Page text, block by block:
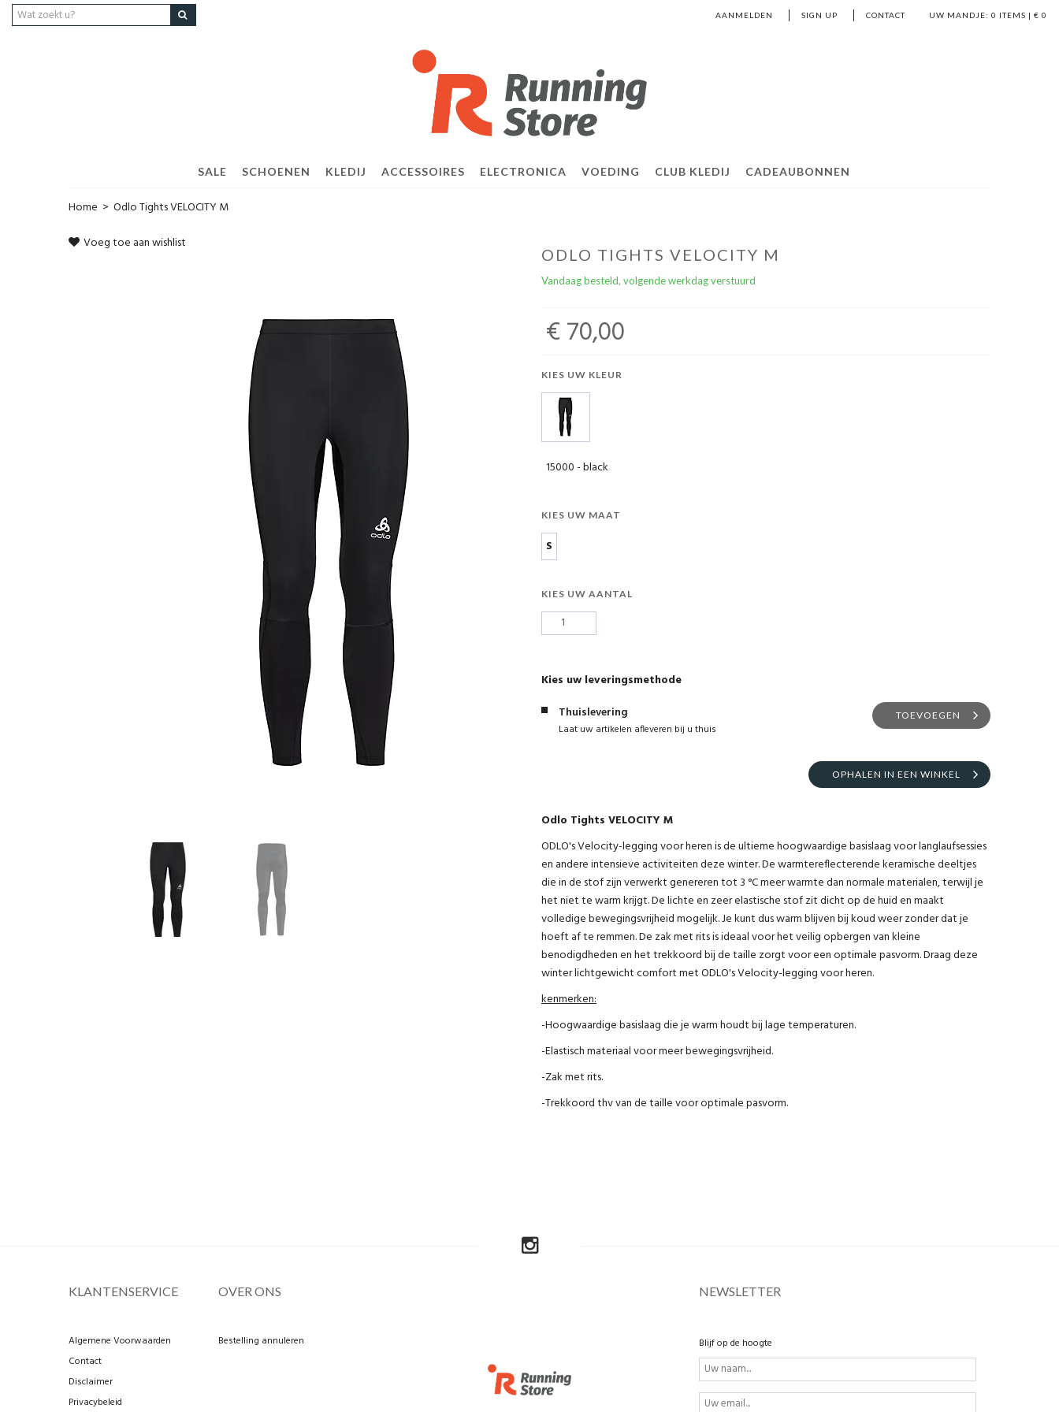
UW MANDJE: 0 ITEMS | € 0
AANMELDEN SIGN UP CONTACT
SALE SCHOENEN KLEDIJ ACCESSOIRES ELECTRONICA VOEDING CLUB KLEDIJ CADEAUBONNEN
Home > Odlo Tights VELOCITY M
Voeg toe aan wishlist
ODLO TIGHTS VELOCITY M
Vandaag besteld, volgende werkdag verstuurd
€ 70,00
KIES UW KLEUR
15000 - black
KIES UW MAAT
S
KIES UW AANTAL
Kies uw leveringsmethode
Thuislevering
Laat uw artikelen afleveren bij u thuis
TOEVOEGEN
OPHALEN IN EEN WINKEL
Odlo Tights VELOCITY M
ODLO's Velocity-legging voor heren is de ultieme hoogwaardige basislaag voor langlaufsessies
en andere intensieve activiteiten deze winter. De warmtereflecterende keramische deeltjes
die in de stof zijn verwerkt genereren tot 3 °C meer warmte dan normale materialen, terwijl je
het niet te warm krijgt. De lichte en zeer elastische stof zit dicht op de huid en maakt
volledige bewegingsvrijheid mogelijk. Je kunt dus warm blijven bij koud weer zonder dat je
hoeft af te remmen. De zak met rits is ideaal voor het veilig opbergen van kleine
benodigdheden en het trekkoord bij de taille zorgt voor een optimale pasvorm. Draag deze
winter lichtgewicht comfort met ODLO's Velocity-legging voor heren.
kenmerken:
-Hoogwaardige basislaag die je warm houdt bij lage temperaturen.
-Elastisch materiaal voor meer bewegingsvrijheid.
-Zak met rits.
-Trekkoord thv van de taille voor optimale pasvorm.
KLANTENSERVICE
Algemene Voorwaarden
Contact
Disclaimer
Privacybeleid
OVER ONS
Bestelling annuleren
NEWSLETTER
Blijf op de hoogte